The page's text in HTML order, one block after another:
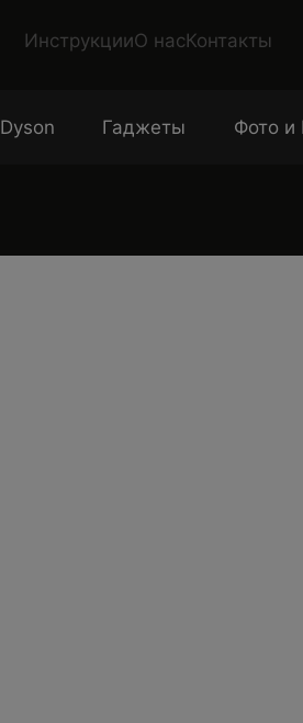
ИнструкцииО насКонтакты
Dyson Гаджеты Фото и